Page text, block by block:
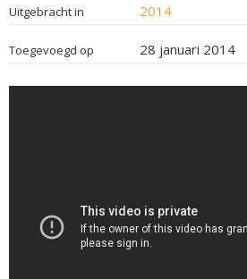
Uitgebracht in 2014
Toegevoegd op 28 januari 2014